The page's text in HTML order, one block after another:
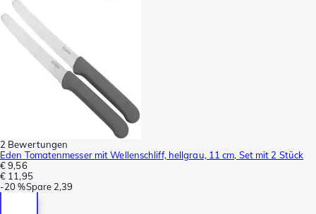
2 Bewertungen
Eden Tomatenmesser mit Wellenschliff, hellgrau, 11 cm, Set mit 2 Stück
€ 9,56
€ 11,95
-20 %Spare 2,39